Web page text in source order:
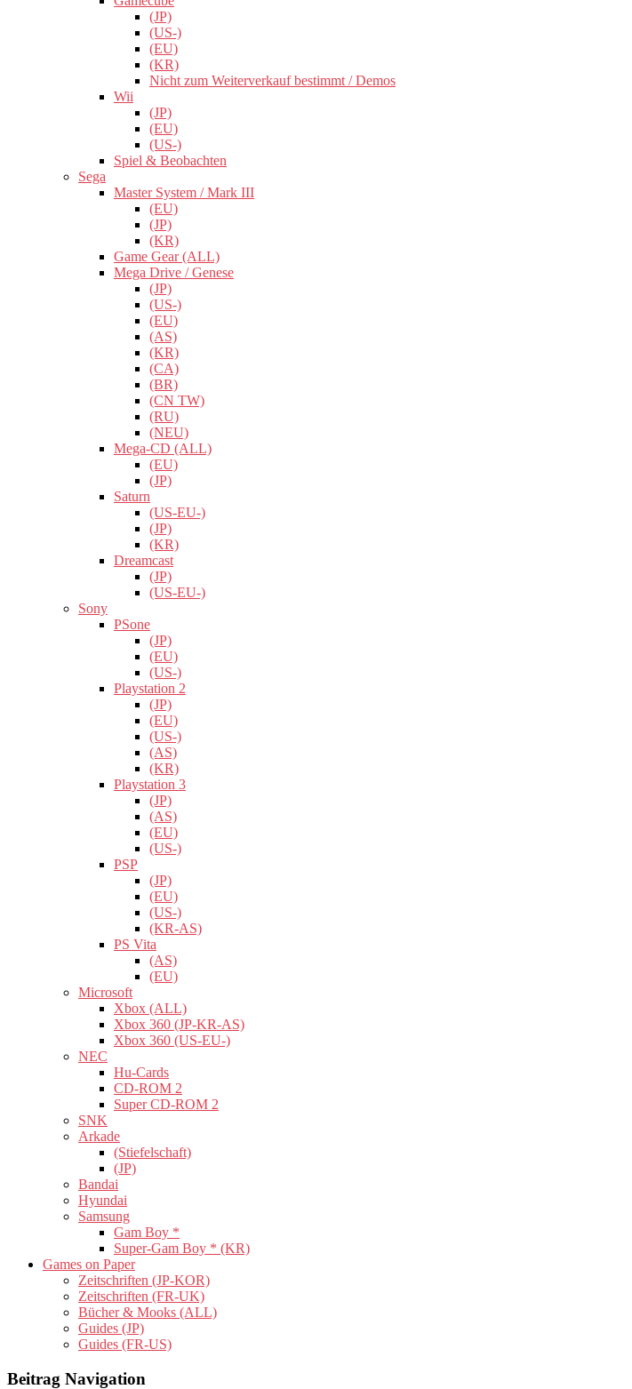
(JP)
(US-)
(EU)
(KR)
Nicht zum Weiterverkauf bestimmt / Demos
Wii
(JP)
(EU)
(US-)
Spiel & Beobachten
Sega
Master System / Mark III
(EU)
(JP)
(KR)
Game Gear (ALL)
Mega Drive / Genese
(JP)
(US-)
(EU)
(AS)
(KR)
(CA)
(BR)
(CN TW)
(RU)
(NEU)
Mega-CD (ALL)
(EU)
(JP)
Saturn
(US-EU-)
(JP)
(KR)
Dreamcast
(JP)
(US-EU-)
Sony
PSone
(JP)
(EU)
(US-)
Playstation 2
(JP)
(EU)
(US-)
(AS)
(KR)
Playstation 3
(JP)
(AS)
(EU)
(US-)
PSP
(JP)
(EU)
(US-)
(KR-AS)
PS Vita
(AS)
(EU)
Microsoft
Xbox (ALL)
Xbox 360 (JP-KR-AS)
Xbox 360 (US-EU-)
NEC
Hu-Cards
CD-ROM 2
Super CD-ROM 2
SNK
Arkade
(Stiefelschaft)
(JP)
Bandai
Hyundai
Samsung
Gam Boy *
Super-Gam Boy * (KR)
Games on Paper
Zeitschriften (JP-KOR)
Zeitschriften (FR-UK)
Bücher & Mooks (ALL)
Guides (JP)
Guides (FR-US)
Beitrag Navigation